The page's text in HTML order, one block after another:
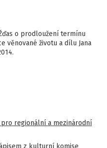
o prodloužení termínu
věnované životu a dílu Jana
regionální a mezinárodní
z kulturní komise